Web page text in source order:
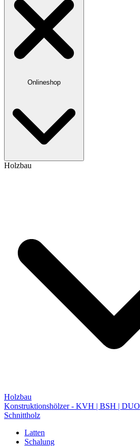
Onlineshop
Holzbau
Holzbau
Konstruktionshölzer - KVH | BSH | DUO
Schnittholz
Latten
Schalung